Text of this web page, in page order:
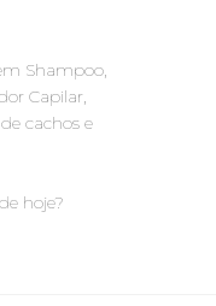
Shampoo,
Capilar,
cachos e
hoje?